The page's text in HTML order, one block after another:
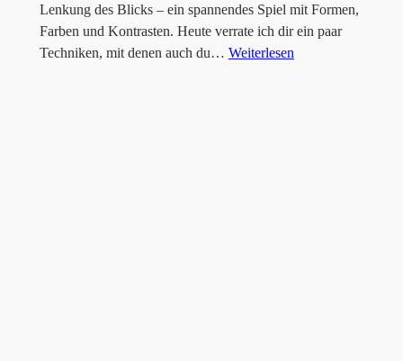
Lenkung des Blicks – ein spannendes Spiel mit Formen,
Farben und Kontrasten. Heute verrate ich dir ein paar
Techniken, mit denen auch du… Weiterlesen